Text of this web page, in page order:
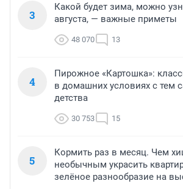
3
Какой будет зима, можно
августа, — важные приметы
48 070 13
4
Пирожное «Картошка»:
в домашних условиях с тем
детства
30 753 15
5
Кормить раз в месяц. Чем
необычным украсить
зелёное разнообразие на